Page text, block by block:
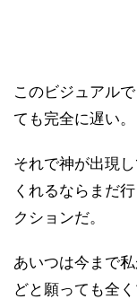
このビジュアル
ても完全に遅い。
それで神が出現
くれるならまだ
クションだ。
あいつは今まで
どと願っても全